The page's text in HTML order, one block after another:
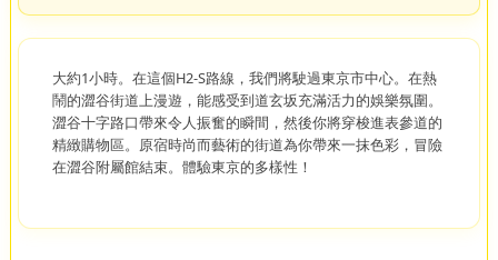
大約1小時。在這個H2-S路線，我們將駛過東京市中心。在熱
鬧的澀谷街道上漫遊，能感受到道玄坂充滿活力的娛樂氛圍。
澀谷十字路口帶來令人振奮的瞬間，然後你將穿梭進表參道的
精緻購物區。原宿時尚而藝術的街道為你帶來一抹色彩，冒險
在澀谷附屬館結束。體驗東京的多樣性！